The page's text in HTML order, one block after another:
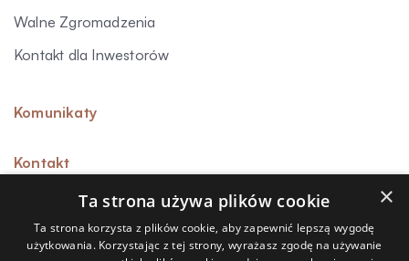
Walne Zgromadzenia
Kontakt dla Inwestorów
Komunikaty
Kontakt
×
Ta strona używa plików cookie
Ta strona korzysta z plików cookie, aby zapewnić lepszą wygodę
użytkowania. Korzystając z tej strony, wyrażasz zgodę na używanie